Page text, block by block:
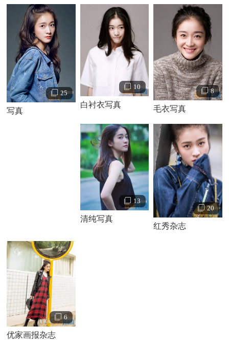
25
写真
10
白衬衣写真
8
毛衣写真
13
清纯写真
20
红秀杂志
6
优家画报杂志